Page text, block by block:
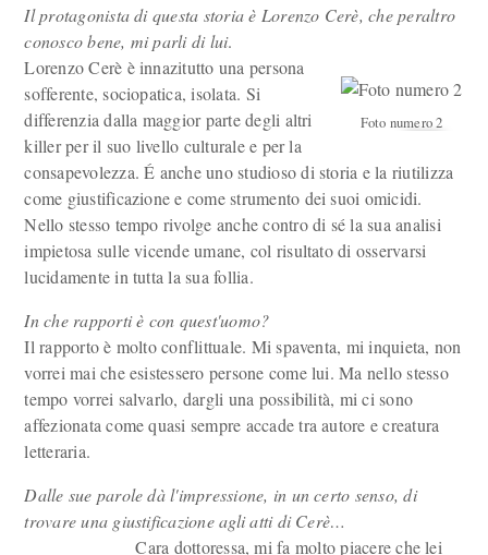
Il protagonista di questa storia è Lorenzo Cerè, che peraltro
conosco bene, mi parli di lui.
Foto numero 2
Lorenzo Cerè è innazitutto una persona
sofferente, sociopatica, isolata. Si
differenzia dalla maggior parte degli altri
killer per il suo livello culturale e per la
consapevolezza. É anche uno studioso di storia e la riutilizza
come giustificazione e come strumento dei suoi omicidi.
Nello stesso tempo rivolge anche contro di sé la sua analisi
impietosa sulle vicende umane, col risultato di osservarsi
lucidamente in tutta la sua follia.
In che rapporti è con quest'uomo?
Il rapporto è molto conflittuale. Mi spaventa, mi inquieta, non
vorrei mai che esistessero persone come lui. Ma nello stesso
tempo vorrei salvarlo, dargli una possibilità, mi ci sono
affezionata come quasi sempre accade tra autore e creatura
letteraria.
Dalle sue parole dà l'impressione, in un certo senso, di
trovare una giustificazione agli atti di Cerè…
Cara dottoressa, mi fa molto piacere che lei